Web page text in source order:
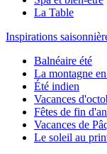
La Table
Inspirations
Balnéaire été
La montagne
Été indien
Vacances
Fêtes de fin
Vacances de
Le soleil au